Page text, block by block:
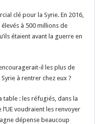
clé pour la Syrie. En 2016,
élevés à 500 millions de
étaient avant la guerre en
il les plus de
à rentrer chez eux ?
table : les réfugiés, dans la
voudraient les renvoyer
dépense beaucoup